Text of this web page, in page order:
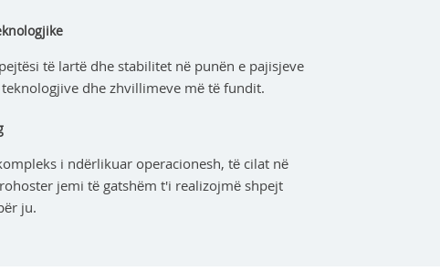
të lartë dhe stabilitet në punën e pajisjeve
dhe zhvillimeve më të fundit.
i ndërlikuar operacionesh, të cilat në
jemi të gatshëm t'i realizojmë shpejt
ju.